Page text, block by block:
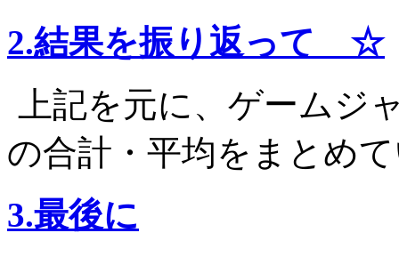
2.結果を振り返って ☆
上記を元に、ゲームジ
の合計・平均をまとめ
3.最後に